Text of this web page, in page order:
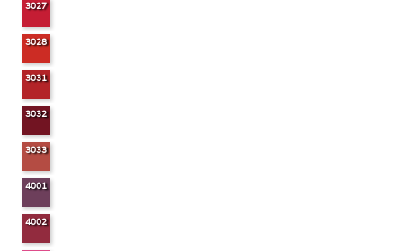
3027
3028
3031
3032
3033
4001
4002